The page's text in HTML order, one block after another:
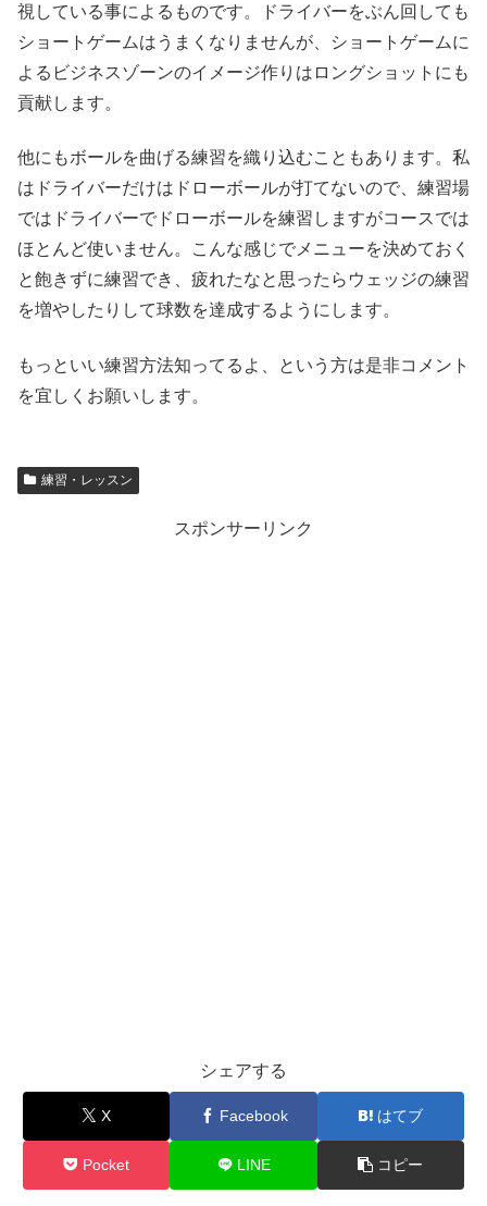
視している事によるものです。ドライバーをぶん回しても
ショートゲームはうまくなりませんが、ショートゲームに
よるビジネスゾーンのイメージ作りはロングショットにも
貢献します。
他にもボールを曲げる練習を織り込むこともあります。私
はドライバーだけはドローボールが打てないので、練習場
ではドライバーでドローボールを練習しますがコースでは
ほとんど使いません。こんな感じでメニューを決めておく
と飽きずに練習でき、疲れたなと思ったらウェッジの練習
を増やしたりして球数を達成するようにします。
もっといい練習方法知ってるよ、という方は是非コメント
を宜しくお願いします。
練習・レッスン
スポンサーリンク
シェアする
X Facebook はてブ
Pocket LINE コピー